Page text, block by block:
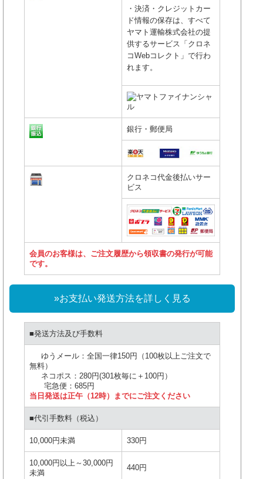
・決済・クレジットカー
ド情報の保存は、すべて
ヤマト運輸株式会社の提
供するサービス「クロネ
コWebコレクト」で行わ
れます。
銀行・郵便局
クロネコ代金後払いサー
ビス
会員のお客様は、ご注文履歴から領収書の発行が可能
です。
»お支払い発送方法を詳しく見る
■発送方法及び手数料
ゆうメール：全国一律150円（100枚以上ご注文で
無料）
ネコポス：280円(301枚毎に＋100円）
宅急便：685円
当日発送は正午（12時）までにご注文ください
■代引手数料（税込）
10,000円未満 330円
10,000円以上～30,000円
未満
440円